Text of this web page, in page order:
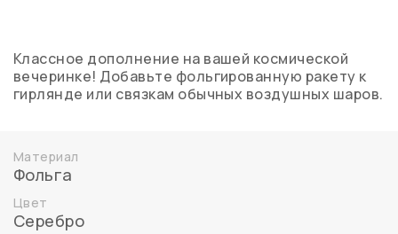
Классное дополнение на вашей космической
вечеринке! Добавьте фольгированную ракету к
гирлянде или связкам обычных воздушных шаров.
Материал
Фольга
Цвет
Серебро